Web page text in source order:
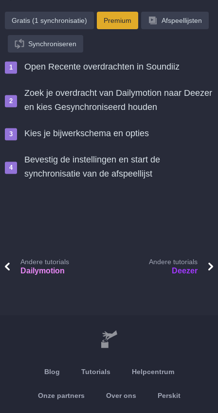
Gratis (1 synchronisatie) Premium Afspeellijsten
Synchroniseren
Open Recente overdrachten in Soundiiz
Zoek je overdracht van Dailymotion naar Deezer
en kies Gesynchroniseerd houden
Kies je bijwerkschema en opties
Bevestig de instellingen en start de
synchronisatie van de afspeellijst
Andere tutorials
Dailymotion
Andere tutorials
Deezer
Blog Tutorials Helpcentrum
Onze partners Over ons Perskit